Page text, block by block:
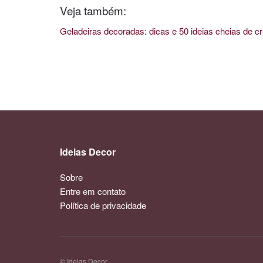
Veja também:
Geladeiras decoradas: dicas e 50 ideias cheias de
Ideias Decor
Sobre
Entre em contato
Política de privacidade
© Ideias Decor